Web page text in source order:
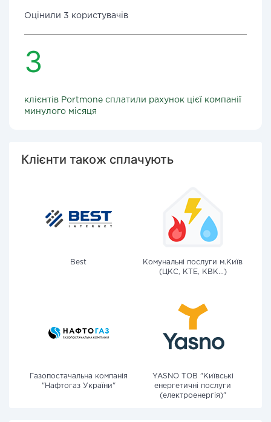
Оцінили 3 користувачів
3
клієнтів Portmone сплатили рахунок цієї компанії
минулого місяця
Клієнти також сплачують
Best
Комунальні послуги м.Київ
(ЦКС, КТЕ, КВК...)
Газопостачальна компанія
"Нафтогаз України"
YASNO ТОВ "Київські
енергетичні послуги
(електроенергія)"